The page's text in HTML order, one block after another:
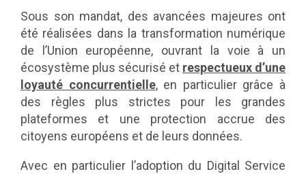
Sous son mandat, des avancées majeures ont
été réalisées dans la transformation numérique
de l’Union européenne, ouvrant la voie à un
écosystème plus sécurisé et respectueux d’une
loyauté concurrentielle, en particulier grâce à
des règles plus strictes pour les grandes
plateformes et une protection accrue des
citoyens européens et de leurs données.
Avec en particulier l’adoption du Digital Service